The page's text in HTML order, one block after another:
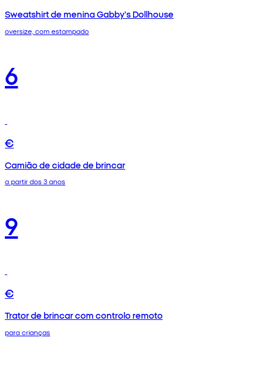
Sweatshirt de menina Gabby's Dollhouse
oversize, com estampado
6
€
Camião de cidade de brincar
a partir dos 3 anos
9
€
Trator de brincar com controlo remoto
para crianças